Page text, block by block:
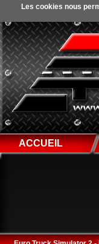
ACCUEIL
Les cookies nous